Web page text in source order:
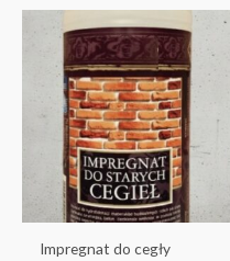
Impregnat do cegły
Zakres
cen:
od
80.00 zł
do
210.00 zł
produkt
ma
wiele
wariantów.
Opcje
można
wybrać